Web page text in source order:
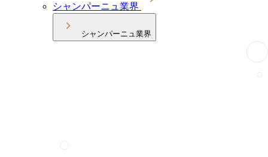
シャンパーニュ業界
シャンパーニュ業界